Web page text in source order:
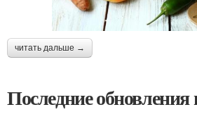
читать дальше →
Последние обновления